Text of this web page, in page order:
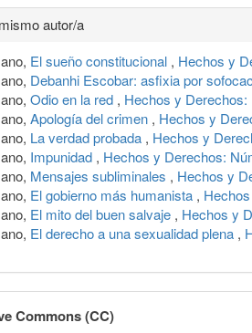
autor/a
El sueño constitucional , Hechos y
Debanhi Escobar: asfixia por
Odio en la red , Hechos y Derechos:
Apología del crimen , Hechos y
La verdad probada , Hechos y
Impunidad , Hechos y Derechos:
Mensajes subliminales , Hechos y
El gobierno más humanista ,
El mito del buen salvaje , Hechos y
El derecho a una sexualidad plena ,
Commons (CC)